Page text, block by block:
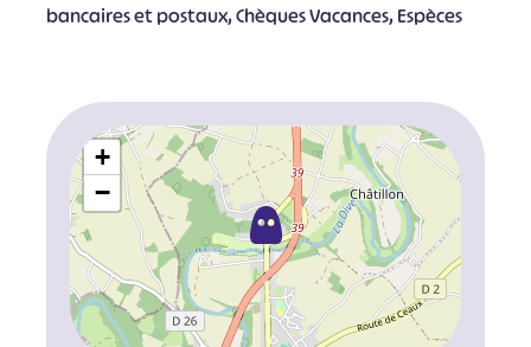
bancaires et postaux, Chèques Vacances, Espèces
+
−